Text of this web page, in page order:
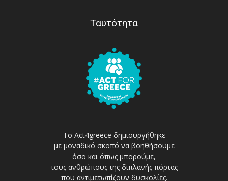
Ταυτότητα
Το Act4greece δημιουργήθηκε
με μοναδικό σκοπό να βοηθήσουμε
όσο και όπως μπορούμε,
τους ανθρώπους της διπλανής πόρτας
που αντιμετωπίζουν δυσκολίες.